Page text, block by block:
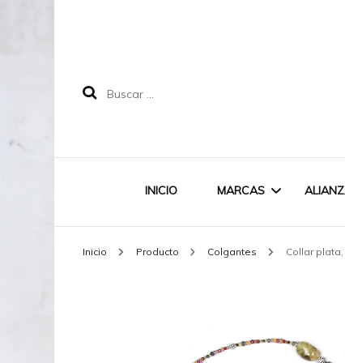
Buscar:
INICIO MARCAS
DOODLE
Inicio Producto Colgantes Collar